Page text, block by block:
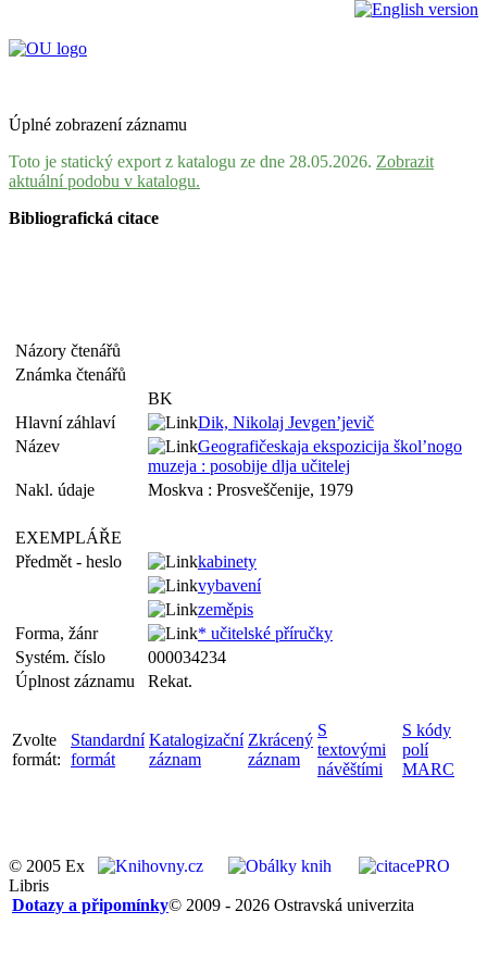
Úplné zobrazení záznamu
Toto je statický export z katalogu ze dne 28.05.2026. Zobrazit
aktuální podobu v katalogu.
Bibliografická citace
Názory čtenářů
Známka čtenářů
BK
Hlavní záhlaví
Dik, Nikolaj Jevgen’jevič
Název
Geografičeskaja ekspozicija škol’nogo
muzeja : posobije dlja učitelej
Nakl. údaje
Moskva : Prosveščenije, 1979
EXEMPLÁŘE
Předmět - heslo
kabinety
vybavení
zeměpis
Forma, žánr
* učitelské příručky
Systém. číslo
000034234
Úplnost záznamu
Rekat.
Zvolte
formát:
Standardní
formát
Katalogizační
záznam
Zkrácený
záznam
S
textovými
návěštími
S kódy
polí
MARC
© 2005 Ex
Libris
© 2009 - 2026 Ostravská univerzita
Dotazy a připomínky